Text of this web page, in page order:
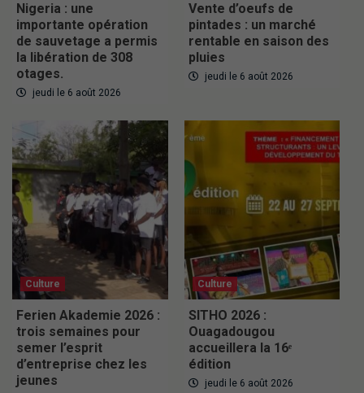
Nigeria : une
importante opération
de sauvetage a permis
la libération de 308
otages.
jeudi le 6 août 2026
Vente d’oeufs de
pintades : un marché
rentable en saison des
pluies
jeudi le 6 août 2026
Culture
Ferien Akademie 2026 :
trois semaines pour
semer l’esprit
d’entreprise chez les
jeunes
Culture
SITHO 2026 :
Ouagadougou
accueillera la 16ᵉ
édition
jeudi le 6 août 2026